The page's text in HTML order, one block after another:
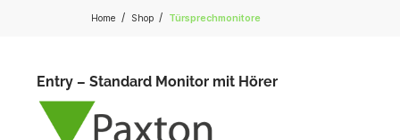
Home / Shop / Türsprechmonitore
Entry – Standard Monitor mit Hörer